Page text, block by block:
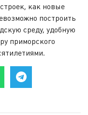
как новые
построить
среду, удобную
приморского